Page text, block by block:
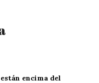
encima del